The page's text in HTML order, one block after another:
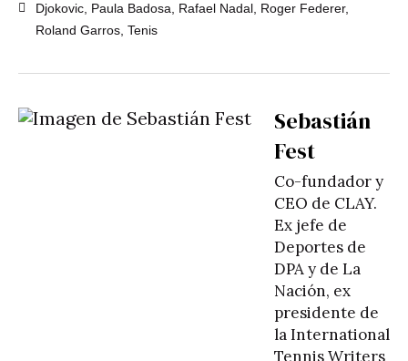
Djokovic Paula Badosa Rafael Nadal Roger Federer,
Roland Garros Tenis
Sebastián
Fest
Co-fundador y
CEO de CLAY.
Ex jefe de
Deportes de
DPA y de La
Nación, ex
presidente de
la International
Tennis Writers